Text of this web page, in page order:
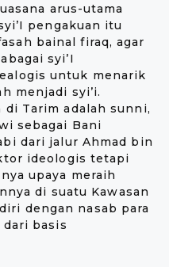
arus-utama
pengakuan itu
bainal firaq, agar
syi’I
untuk menarik
menjadi syi’i.
di Tarim adalah sunni,
sebagai Bani
dari jalur Ahmad bin
ideologis tetapi
upaya meraih
di suatu Kawasan
dengan nasab para
dari basis